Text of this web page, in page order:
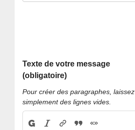
Texte de votre message
(obligatoire)
Pour créer des paragraphes, laissez
simplement des lignes vides.